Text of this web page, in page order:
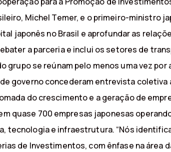
Michel Temer, e o primeiro-ministro
japonês no Brasil e aprofundar as
a parceria e inclui os setores de
grupo se reúnam pelo menos uma vez
governo concederam entrevista coletiva
do crescimento e a geração de
quase 700 empresas japonesas
tecnologia e infraestrutura. “Nós
de Investimentos, com ênfase na área